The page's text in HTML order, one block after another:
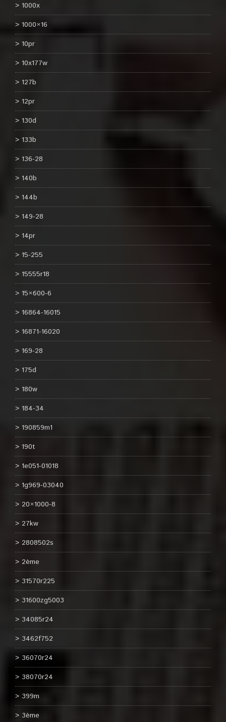
1000x
1000×16
10pr
10x177w
127b
12pr
130d
133b
136-28
140b
144b
149-28
14pr
15-255
15555r18
15×600-6
16864-16015
16871-16020
169-28
175d
180w
184-34
190859m1
190t
1e051-01018
1g969-03040
20×1000-8
27kw
2808502s
2ème
31570r225
31600zg5003
34085r24
3462f752
36070r24
38070r24
399m
3ème